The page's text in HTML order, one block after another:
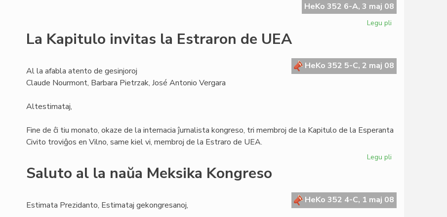
skribis
al
HeKo 352 6-A, 3 maj 08
Legu pli
ne
estus
La Kapitulo invitas la Estraron de UEA
HeKo 352 5-C, 2 maj 08
Al la afabla atento de gesinjoroj
Claude Nourmont, Barbara Pietrzak, José Antonio Vergara
Altestimataj,
Fine de ĉi tiu monato, okaze de la internacia ĵurnalista kongreso, tri membroj de la Kapitulo de la Esperanta
Civito troviĝos en Vilno, same kiel vi, membroj de la Estraro de UEA.
Legu pli
la
Estraron
Saluto al la naŭa Meksika Kongreso
HeKo 352 4-C, 1 maj 08
Estimata Prezidanto, Estimataj gekongresanoj,